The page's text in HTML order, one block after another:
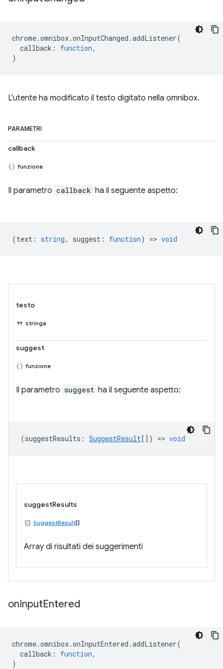
chrome.omnibox.onInputChanged .addListener(
callback : function,
)
L'utente ha modificato il testo digitato nella omnibox.
PARAMETRI
callback
funzione
Il parametro callback ha il seguente aspetto:
(text : string, suggest : function) => void
testo
stringa
suggest
funzione
Il parametro suggest ha il seguente aspetto:
(suggestResults : SuggestResult[]) => void
suggestResults
SuggestResult[]
Array di risultati dei suggerimenti
onInputEntered
chrome.omnibox.onInputEntered .addListener(
callback : function,
)